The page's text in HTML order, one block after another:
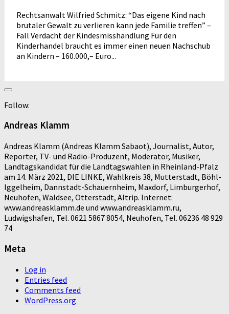
Rechtsanwalt Wilfried Schmitz: “Das eigene Kind nach
brutaler Gewalt zu verlieren kann jede Familie treffen” –
Fall Verdacht der Kindesmisshandlung Für den
Kinderhandel braucht es immer einen neuen Nachschub
an Kindern – 160.000,– Euro...
Follow:
Andreas Klamm
Andreas Klamm (Andreas Klamm Sabaot), Journalist, Autor,
Reporter, TV- und Radio-Produzent, Moderator, Musiker,
Landtagskandidat für die Landtagswahlen in Rheinland-Pfalz
am 14. März 2021, DIE LINKE, Wahlkreis 38, Mutterstadt, Böhl-
Iggelheim, Dannstadt-Schauernheim, Maxdorf, Limburgerhof,
Neuhofen, Waldsee, Otterstadt, Altrip. Internet:
www.andreasklamm.de und www.andreasklamm.ru,
Ludwigshafen, Tel. 0621 5867 8054, Neuhofen, Tel. 06236 48 929
74
Meta
Log in
Entries feed
Comments feed
WordPress.org